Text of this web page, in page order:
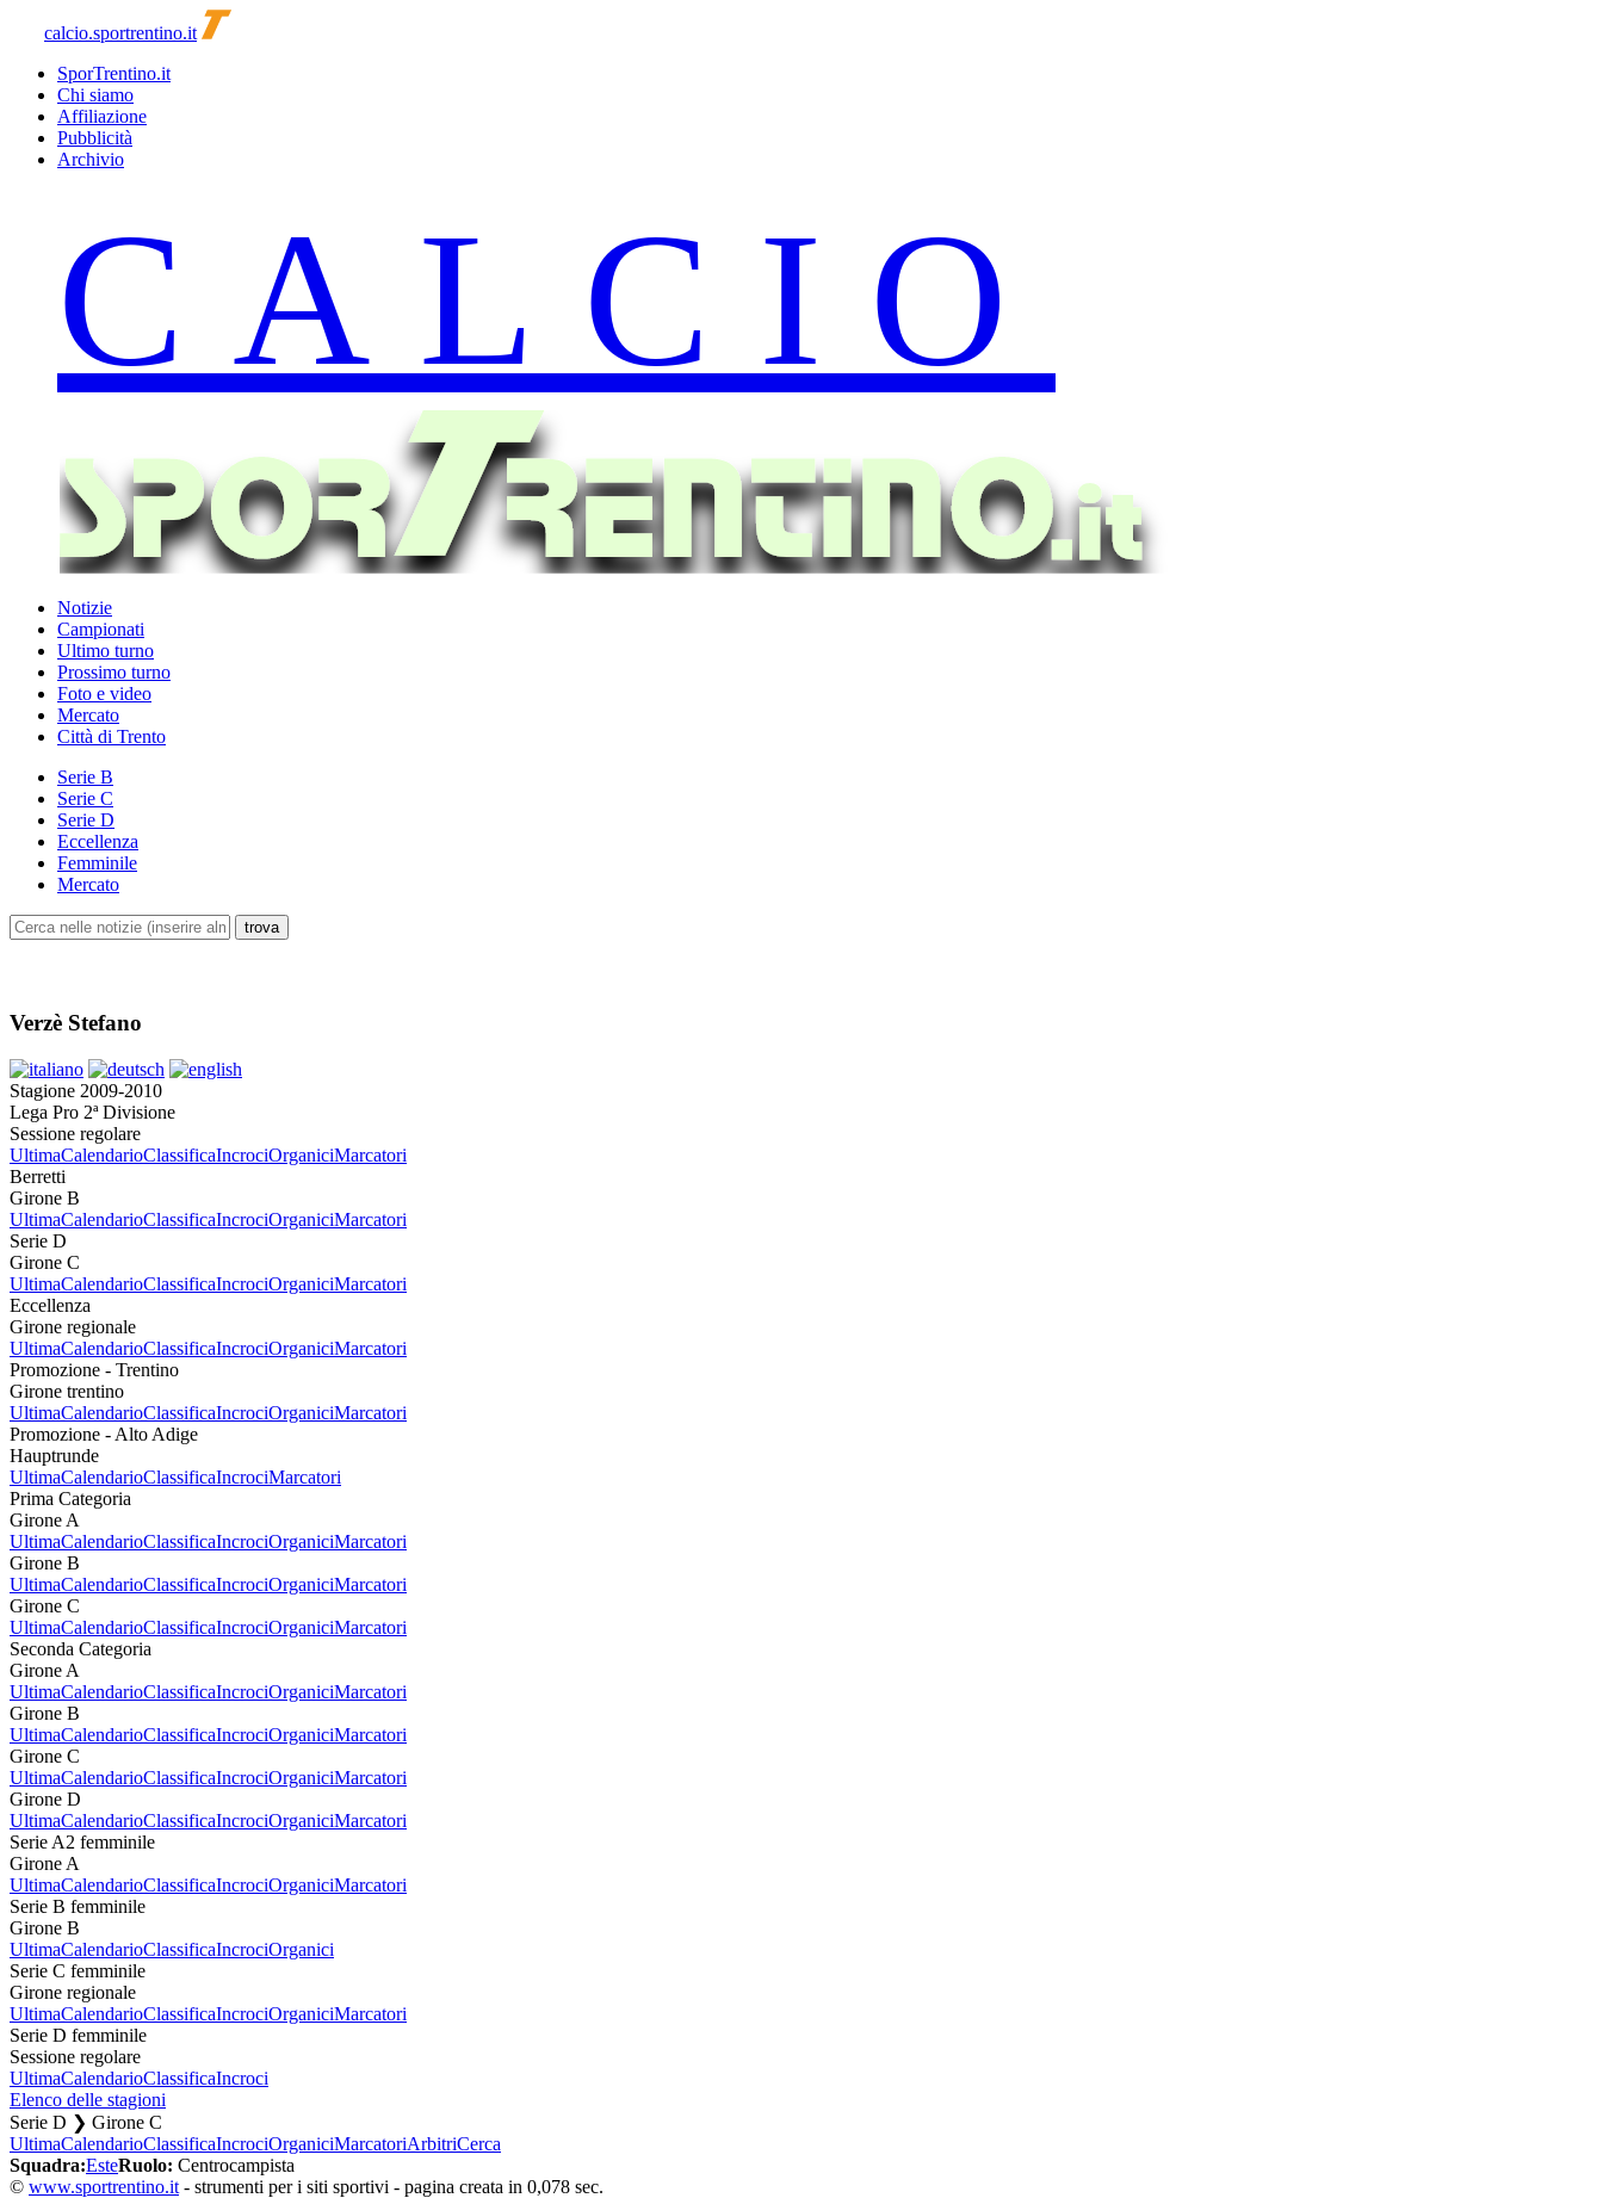
calcio.sportrentino.it
SporTrentino.it
Chi siamo
Affiliazione
Pubblicità
Archivio
Notizie
Campionati
Ultimo turno
Prossimo turno
Foto e video
Mercato
Città di Trento
Serie B
Serie C
Serie D
Eccellenza
Femminile
Mercato
Verzè Stefano
Stagione 2009-2010
Lega Pro 2ª Divisione
Sessione regolare
UltimaCalendarioClassificaIncrociOrganiciMarcatori
Berretti
Girone B
UltimaCalendarioClassificaIncrociOrganiciMarcatori
Serie D
Girone C
UltimaCalendarioClassificaIncrociOrganiciMarcatori
Eccellenza
Girone regionale
UltimaCalendarioClassificaIncrociOrganiciMarcatori
Promozione - Trentino
Girone trentino
UltimaCalendarioClassificaIncrociOrganiciMarcatori
Promozione - Alto Adige
Hauptrunde
UltimaCalendarioClassificaIncrociMarcatori
Prima Categoria
Girone A
UltimaCalendarioClassificaIncrociOrganiciMarcatori
Girone B
UltimaCalendarioClassificaIncrociOrganiciMarcatori
Girone C
UltimaCalendarioClassificaIncrociOrganiciMarcatori
Seconda Categoria
Girone A
UltimaCalendarioClassificaIncrociOrganiciMarcatori
Girone B
UltimaCalendarioClassificaIncrociOrganiciMarcatori
Girone C
UltimaCalendarioClassificaIncrociOrganiciMarcatori
Girone D
UltimaCalendarioClassificaIncrociOrganiciMarcatori
Serie A2 femminile
Girone A
UltimaCalendarioClassificaIncrociOrganiciMarcatori
Serie B femminile
Girone B
UltimaCalendarioClassificaIncrociOrganici
Serie C femminile
Girone regionale
UltimaCalendarioClassificaIncrociOrganiciMarcatori
Serie D femminile
Sessione regolare
UltimaCalendarioClassificaIncroci
Elenco delle stagioni
Serie D ❯ Girone C
UltimaCalendarioClassificaIncrociOrganiciMarcatoriArbitriCerca
Squadra:EsteRuolo: Centrocampista
© www.sportrentino.it - strumenti per i siti sportivi - pagina creata in 0,078 sec.